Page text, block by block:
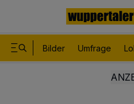
Bilder Umfrage